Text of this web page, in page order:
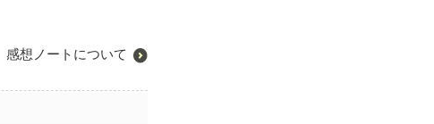
感想ノートについて